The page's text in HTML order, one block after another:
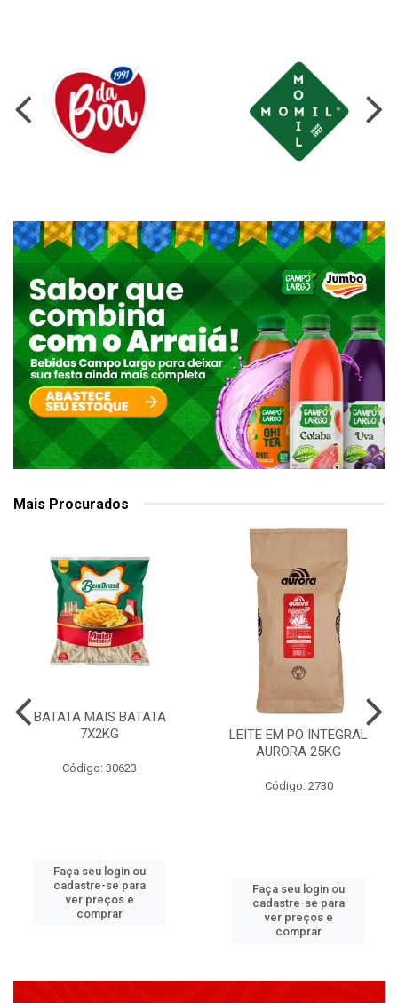
Mais Procurados
BATATA MAIS BATATA
7X2KG
Código: 30623
Faça seu login ou
cadastre-se para
ver preços e
comprar
LEITE EM PO INTEGRAL
AURORA 25KG
Código: 2730
Faça seu login ou
cadastre-se para
ver preços e
comprar